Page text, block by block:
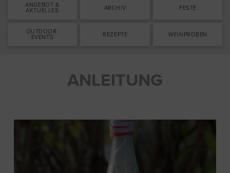
ANGEBOT &
AKTUELLES ARCHIV FESTE
OUTDOOR-
EVENTS REZEPTE WEINPROBEN
ANLEITUNG